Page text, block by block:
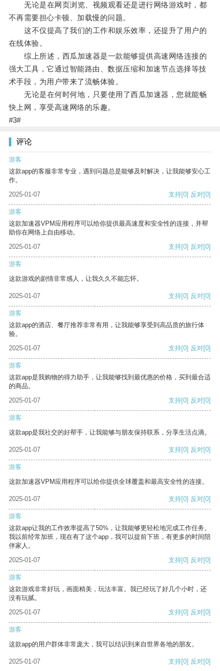
无论是在网页浏览、视频观看还是进行网络游戏时，都
不再需要担心卡顿、加载慢的问题。
这不仅提高了我们的工作和娱乐效率，还提升了用户的
在线体验。
综上所述，西瓜加速器是一款能够提供高速网络连接的
强大工具，它通过智能路由、数据压缩和加速节点选择等技
术手段，为用户带来了流畅体验。
无论是在何时何地，只要使用了西瓜加速器，您就能畅
快上网，享受高速网络的乐趣。
#3#
评论
游客
这款app的客服非常专业，遇到问题总是能够及时解决，让我能够安心工
作。
2025-01-07
支持[0] 反对[0]
游客
这款加速器VPM应用程序可以给你提供最高速度和安全性的连接，并帮
助你在网络上自由移动。
2025-01-07
支持[0] 反对[0]
游客
这款游戏的剧情非常感人，让我久久不能忘怀。
2025-01-07 支持[0] 反对[0]
游客
这款app的酒店、餐厅推荐非常有用，让我能够享受到高品质的旅行体
验。
2025-01-07
支持[0] 反对[0]
游客
这款app是我购物的得力助手，让我能够找到最优惠的价格，买到最合适
的商品。
2025-01-07
支持[0] 反对[0]
游客
这款app是我社交的好帮手，让我能够与朋友保持联系，分享生活点滴。
2025-01-07 支持[0] 反对[0]
游客
这款加速器VPM应用程序可以给你提供全球覆盖和最高安全性的连接。
2025-01-07 支持[0] 反对[0]
游客
这款app让我的工作效率提高了50%，让我能够更轻松地完成工作任务。
我以前经常加班，现在有了这个app，我可以提前下班，有更多的时间陪
伴家人。
2025-01-07
支持[0] 反对[0]
游客
这款游戏非常好玩，画面精美，玩法丰富。我已经玩了好几个小时，还
没有玩腻。
2025-01-07
支持[0] 反对[0]
游客
这款app的用户群体非常庞大，我可以结识到来自世界各地的朋友。
2025-01-07 支持[0] 反对[0]